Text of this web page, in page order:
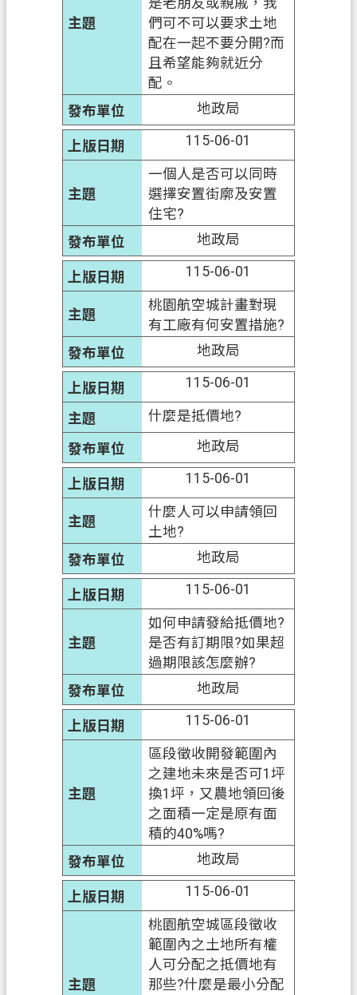
們可不可以要求土地
配在一起不要分開?而
且希望能夠就近分
配。
地政局
115-06-01
一個人是否可以同時
選擇安置街廓及安置
住宅?
地政局
115-06-01
桃園航空城計畫對現
有工廠有何安置措施?
地政局
115-06-01
什麼是抵價地?
地政局
115-06-01
什麼人可以申請領回
土地?
地政局
115-06-01
如何申請發給抵價地?
是否有訂期限?如果超
過期限該怎麼辦?
地政局
115-06-01
區段徵收開發範圍內
之建地未來是否可1坪
換1坪，又農地領回後
之面積一定是原有面
積的40%嗎?
地政局
115-06-01
桃園航空城區段徵收
範圍內之土地所有權
人可分配之抵價地有
那些?什麼是最小分配